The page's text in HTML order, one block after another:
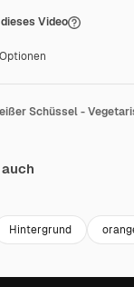
Video
Hintergrund